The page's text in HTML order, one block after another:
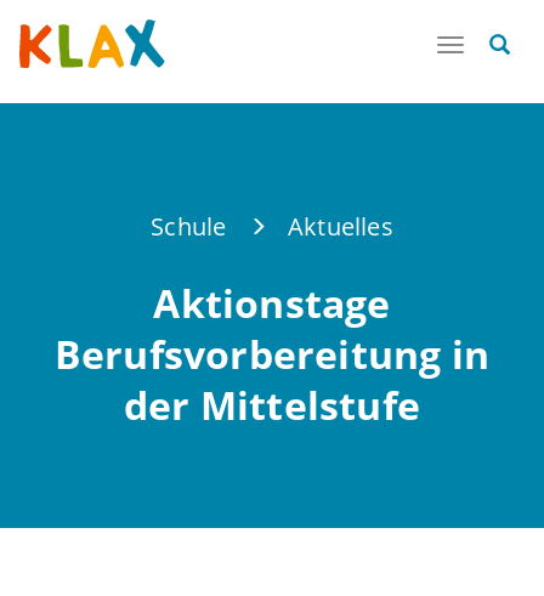
Toggle
Schule Aktuelles
Aktionstage
Berufsvorbereitung in
der Mittelstufe